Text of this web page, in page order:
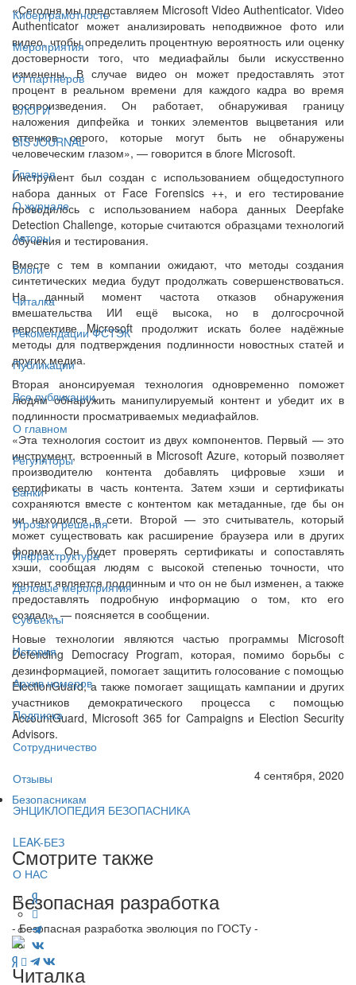
Киберграмотность
Мероприятия
От партнёров
БЛОГИ
BIS JOURNAL
Главная
О журнале
Авторы
Блоги
Читалка
Рекомендации ФСТЭК
Публикации
Все публикации
О главном
Регуляторы
Банки
Угрозы и решения
Инфраструктура
Деловые мероприятия
Субъекты
История
Архив номеров
Подписка
Сотрудничество
Отзывы
ЭНЦИКЛОПЕДИЯ БЕЗОПАСНИКА
LEAK-БЕЗ
О НАС
«Сегодня мы представляем Microsoft Video Authenticator. Video
Authenticator может анализировать неподвижное фото или
видео, чтобы определить процентную вероятность или оценку
достоверности того, что медиафайлы были искусственно
изменены. В случае видео он может предоставлять этот
процент в реальном времени для каждого кадра во время
воспроизведения. Он работает, обнаруживая границу
наложения дипфейка и тонких элементов выцветания или
оттенков серого, которые могут быть не обнаружены
человеческим глазом», — говорится в блоге Microsoft.
Инструмент был создан с использованием общедоступного
набора данных от Face Forensics ++, и его тестирование
проводилось с использованием набора данных Deepfake
Detection Challenge, которые считаются образцами технологий
обучения и тестирования.
Вместе с тем в компании ожидают, что методы создания
синтетических медиа будут продолжать совершенствоваться.
На данный момент частота отказов обнаружения
вмешательства ИИ ещё высока, но в долгосрочной
перспективе Microsoft продолжит искать более надёжные
методы для подтверждения подлинности новостных статей и
других медиа.
Вторая анонсируемая технология одновременно поможет
людям обнаружить манипулируемый контент и убедит их в
подлинности просматриваемых медиафайлов.
«Эта технология состоит из двух компонентов. Первый — это
инструмент, встроенный в Microsoft Azure, который позволяет
производителю контента добавлять цифровые хэши и
сертификаты в часть контента. Затем хэши и сертификаты
сохраняются вместе с контентом как метаданные, где бы он
ни находился в сети. Второй — это считыватель, который
может существовать как расширение браузера или в других
формах. Он будет проверять сертификаты и сопоставлять
хэши, сообщая людям с высокой степенью точности, что
контент является подлинным и что он не был изменен, а также
предоставлять подробную информацию о том, кто его
создал», — поясняется в сообщении.
Новые технологии являются частью программы Microsoft
Defending Democracy Program, которая, помимо борьбы с
дезинформацией, помогает защитить голосование с помощью
ElectionGuard, а также помогает защищать кампании и других
участников демократического процесса с помощью
AccountGuard, Microsoft 365 for Campaigns и Election Security
Advisors.
4 сентября, 2020
Безопасникам
Смотрите также
Безопасная разработка
- Безопасная разработка эволюция по ГОСТу -
Читалка